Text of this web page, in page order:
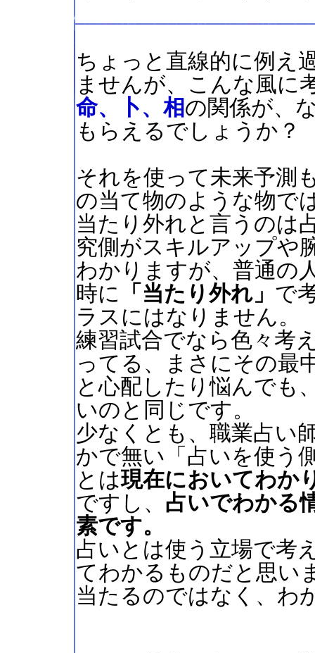
ちょっと直線的に例え
ませんが、こんな風に
命、卜、相の関係が、
もらえるでしょうか？
それを使って未来予測
の当て物のような物で
当たり外れと言うのは
究側がスキルアップや
わかりますが、普通の
時に
「当たり外れ」 で
ラスにはなりません。
練習試合でなら色々考
ってる、まさにその最
と心配したり悩んでも
いのと同じです。
少なくとも、職業占い
かで無い「占いを使う
とは現在においてわか
ですし、 占いでわかる
素です。
占いとは使う立場で考
てわかるものだと思い
当たるのではなく、わ